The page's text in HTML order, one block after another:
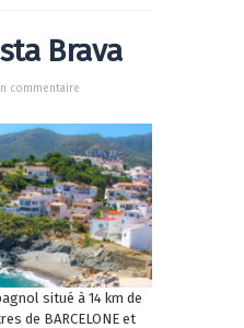
Brava
commentaire
situé à 14 km de
de BARCELONE et